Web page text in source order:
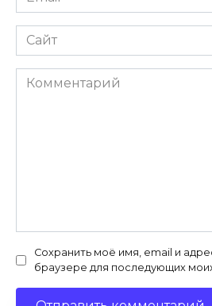
*
Сайт
Комментарий
Сохранить моё имя, email и
браузере для последующих